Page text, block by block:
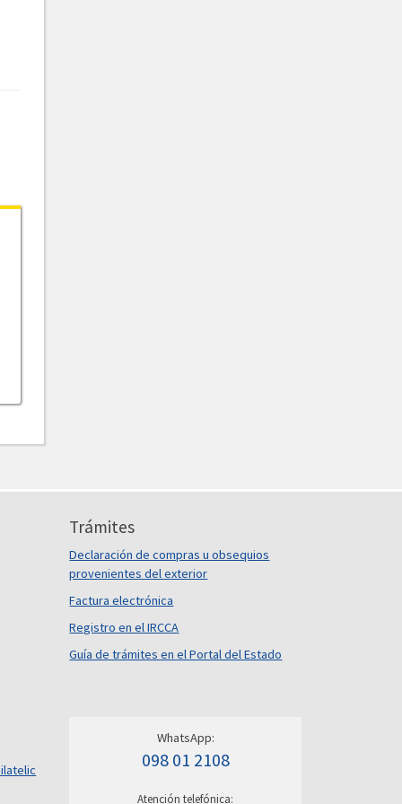
Trámites
Declaración de compras u obsequios
provenientes del exterior
Factura electrónica
Registro en el IRCCA
Guía de trámites en el Portal del Estado
WhatsApp:
098 01 2108
Atención telefónica: